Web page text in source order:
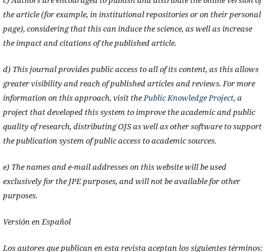
the article (for example, in institutional repositories or on their personal
page), considering that this can induce the science, as well as increase
the impact and citations of the published article.
d) This journal provides public access to all of its content, as this allows
greater visibility and reach of published articles and reviews. For more
information on this approach, visit thePublic Knowledge Project, a
project that developed this system to improve the academic and public
quality of research, distributing OJS as well as other software to support
the publication system of public access to academic sources.
e) The names and e-mail addresses on this website will be used
exclusively for the JPE purposes, and will not be available for other
purposes.
Versión en Español
Los autores que publican en esta revista aceptan los siguientes términos: